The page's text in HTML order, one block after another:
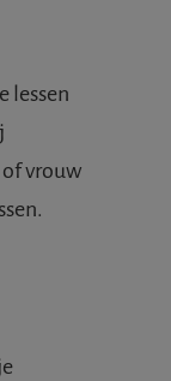
lessen
vrouw